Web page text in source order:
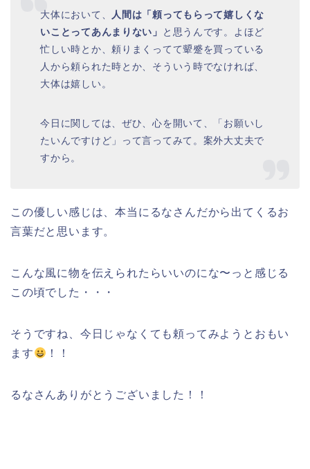
大体において、
人間は「頼ってもらって嬉しくな
いことってあんまりない」
と思うんです。よほど
忙しい時とか、頼りまくってて顰蹙を買っている
人から頼られた時とか、そういう時でなければ、
大体は嬉しい。
今日に関しては、ぜひ、心を開いて、「お願いし
たいんですけど」って言ってみて。案外大丈夫で
すから。
この優しい感じは、本当にるなさんだから出てくるお
言葉だと思います。
こんな風に物を伝えられたらいいのにな〜っと感じる
この頃でした・・・
そうですね、今日じゃなくても頼ってみようとおもい
ます
！！
るなさんありがとうございました！！